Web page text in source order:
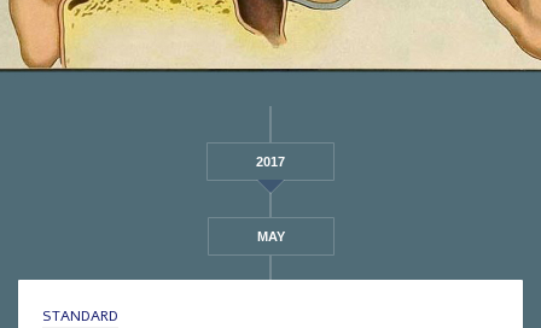
2017
MAY
STANDARD